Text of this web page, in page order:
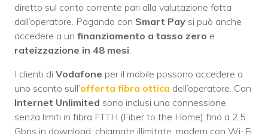
diretto sul conto corrente pari alla valutazione fatta
dall’operatore. Pagando con Smart Pay si può anche
accedere a un finanziamento a tasso zero e
rateizzazione in 48 mesi
I clienti di Vodafone per il mobile possono accedere a
uno sconto sull’offerta fibra ottica dell’operatore. Con
Internet Unlimited sono inclusi una connessione
senza limiti in fibra FTTH (Fiber to the Home) fino a 2,5
Gbps in download, chiamate illimitate, modem con Wi-Fi